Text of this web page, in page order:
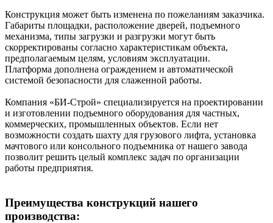
Конструкция может быть изменена по пожеланиям заказчика.
Габариты площадки, расположение дверей, подъемного
механизма, типы загрузки и разгрузки могут быть
скорректированы согласно характеристикам объекта,
предполагаемым целям, условиям эксплуатации.
Платформа дополнена ограждением и автоматической
системой безопасности для слаженной работы.
Компания «БИ-Строй» специализируется на проектировании
и изготовлении подъемного оборудования для частных,
коммерческих, промышленных объектов. Если нет
возможности создать шахту для грузового лифта, установка
мачтового или консольного подъемника от нашего завода
позволит решить целый комплекс задач по организации
работы предприятия.
Преимущества конструкций нашего
производства: